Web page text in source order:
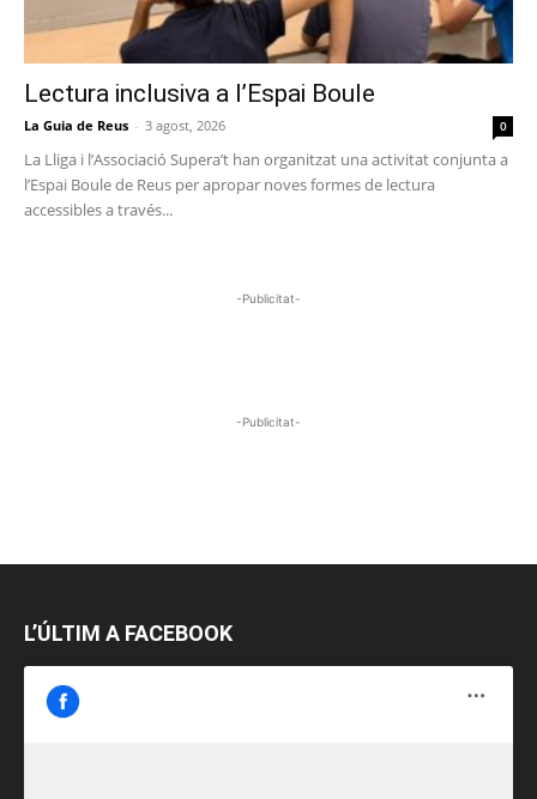
Lectura inclusiva a l’Espai Boule
La Guia de Reus - 3 agost, 2026 0
La Lliga i l’Associació Supera’t han organitzat una activitat conjunta a
l’Espai Boule de Reus per apropar noves formes de lectura
accessibles a través...
-Publicitat-
-Publicitat-
L’ÚLTIM A FACEBOOK